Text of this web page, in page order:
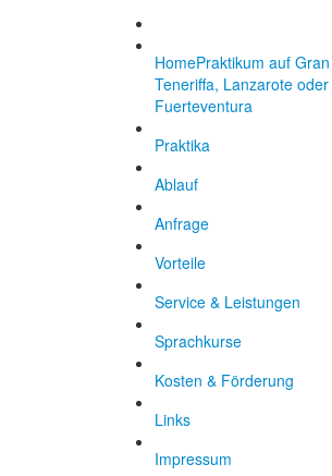
HomePraktikum auf
Teneriffa, Lanzarote oder
Fuerteventura
Praktika
Ablauf
Anfrage
Vorteile
Service & Leistungen
Sprachkurse
Kosten & Förderung
Links
Impressum